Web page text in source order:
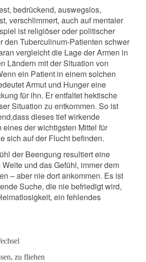
bedrückend, auswegslos,
verschlimmert, auch auf mentaler
ist religiöser oder politischer
den Tuberculinum-Patienten schwer
vergleicht die Lage der Armen in
Ländern mit der Situation von
ein Patient in einem solchen
Armut und Hunger eine
für ihn. Er entfaltet hektische
Situation zu entkommen. So ist
dass dieses tief wirkende
eines der wichtigsten Mittel für
sich auf der Flucht befinden.
der Beengung resultiert eine
und das Gefühl, immer dem
– aber nie dort ankommen. Es ist
Suche, die nie befriedigt wird,
ein fehlendes
zu fliehen